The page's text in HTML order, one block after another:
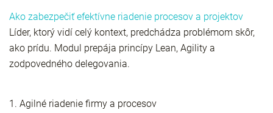
Ako zabezpečiť efektívne riadenie procesov a projektov
Líder, ktorý vidí celý kontext, predchádza problémom skôr,
ako prídu. Modul prepája princípy Lean, Agility a
zodpovedného delegovania.
1. Agilné riadenie firmy a procesov